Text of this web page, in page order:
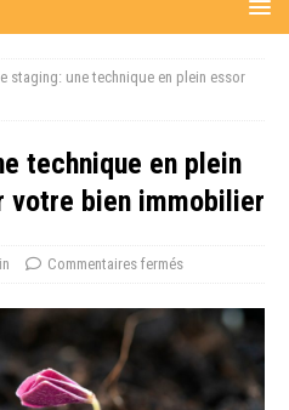
staging: une technique en plein essor
technique en plein
votre bien immobilier
Commentaires fermés